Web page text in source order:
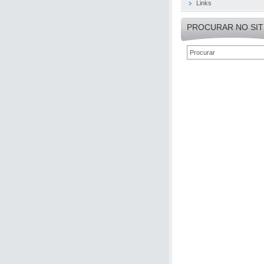
Links
PROCURAR NO